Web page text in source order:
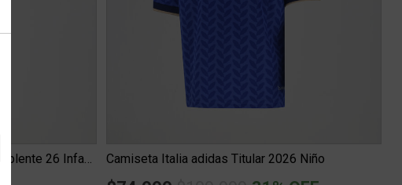
Camiseta Independiente Puma Suplente 26 Infantil Camiseta Italia adidas Titular 2026 Niño